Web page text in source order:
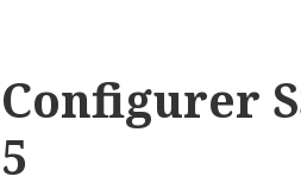
Configurer
5